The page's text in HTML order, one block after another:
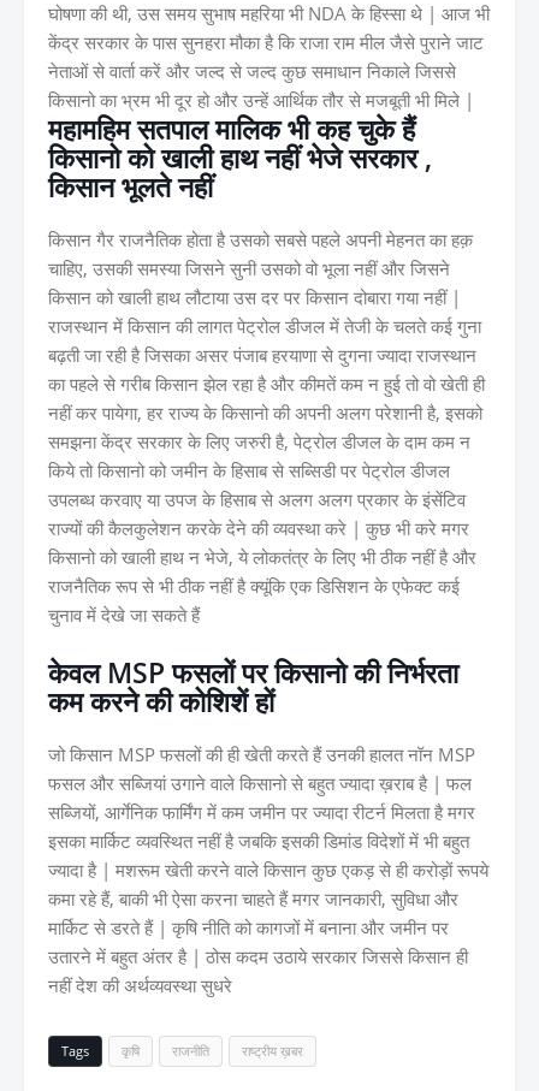
घोषणा की थी, उस समय सुभाष महरिया भी NDA के हिस्सा थे | आज भी
केंद्र सरकार के पास सुनहरा मौका है कि राजा राम मील जैसे पुराने जाट
नेताओं से वार्ता करें और जल्द से जल्द कुछ समाधान निकाले जिससे
किसानो का भ्रम भी दूर हो और उन्हें आर्थिक तौर से मजबूती भी मिले |
महामहिम सतपाल मालिक भी कह चुके हैं
किसानो को खाली हाथ नहीं भेजे सरकार ,
किसान भूलते नहीं
किसान गैर राजनैतिक होता है उसको सबसे पहले अपनी मेहनत का हक़
चाहिए, उसकी समस्या जिसने सुनी उसको वो भूला नहीं और जिसने
किसान को खाली हाथ लौटाया उस दर पर किसान दोबारा गया नहीं |
राजस्थान में किसान की लागत पेट्रोल डीजल में तेजी के चलते कई गुना
बढ़ती जा रही है जिसका असर पंजाब हरयाणा से दुगना ज्यादा राजस्थान
का पहले से गरीब किसान झेल रहा है और कीमतें कम न हुई तो वो खेती ही
नहीं कर पायेगा, हर राज्य के किसानो की अपनी अलग परेशानी है, इसको
समझना केंद्र सरकार के लिए जरुरी है, पेट्रोल डीजल के दाम कम न
किये तो किसानो को जमीन के हिसाब से सब्सिडी पर पेट्रोल डीजल
उपलब्ध करवाए या उपज के हिसाब से अलग अलग प्रकार के इंसेंटिव
राज्यों की कैलकुलेशन करके देने की व्यवस्था करे | कुछ भी करे मगर
किसानो को खाली हाथ न भेजे, ये लोकतंत्र के लिए भी ठीक नहीं है और
राजनैतिक रूप से भी ठीक नहीं है क्यूंकि एक डिसिशन के एफेक्ट कई
चुनाव में देखे जा सकते हैं
केवल MSP फसलों पर किसानो की निर्भरता
कम करने की कोशिशें हों
जो किसान MSP फसलों की ही खेती करते हैं उनकी हालत नॉन MSP
फसल और सब्जियां उगाने वाले किसानो से बहुत ज्यादा ख़राब है | फल
सब्जियों, आर्गेनिक फार्मिंग में कम जमीन पर ज्यादा रीटर्न मिलता है मगर
इसका मार्किट व्यवस्थित नहीं है जबकि इसकी डिमांड विदेशों में भी बहुत
ज्यादा है | मशरूम खेती करने वाले किसान कुछ एकड़ से ही करोड़ों रूपये
कमा रहे हैं, बाकी भी ऐसा करना चाहते हैं मगर जानकारी, सुविधा और
मार्किट से डरते हैं | कृषि नीति को कागजों में बनाना और जमीन पर
उतारने में बहुत अंतर है | ठोस कदम उठाये सरकार जिससे किसान ही
नहीं देश की अर्थव्यवस्था सुधरे
Tags कृषि राजनीति राष्ट्रीय ख़बर